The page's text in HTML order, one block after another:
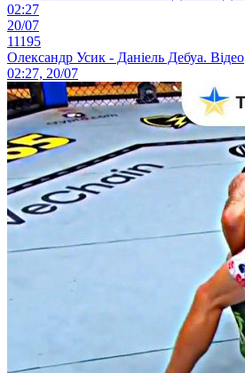
02:27
20/07
11195
Олександр Усик - Даніель Дебуа. Відео
02:27, 20/07